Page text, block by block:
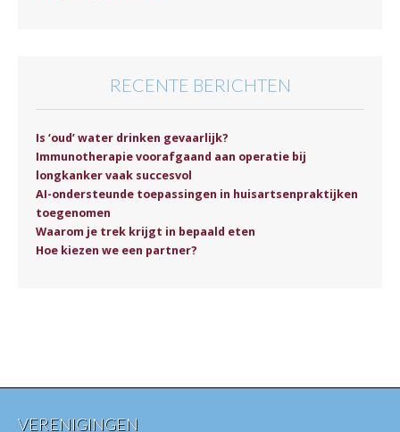
RECENTE BERICHTEN
Is ‘oud’ water drinken gevaarlijk?
Immunotherapie voorafgaand aan operatie bij
longkanker vaak succesvol
AI-ondersteunde toepassingen in huisartsenpraktijken
toegenomen
Waarom je trek krijgt in bepaald eten
Hoe kiezen we een partner?
VERENIGINGEN